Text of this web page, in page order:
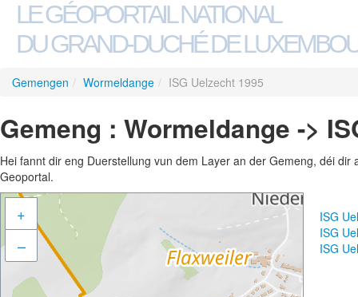
LE GÉOPORTAIL NATIONAL
DU GRAND-DUCHÉ DE
Gemengen / Wormeldange / ISG Uelzecht 1995
Gemeng : Wormeldange ->
Hei fannt dir eng Duerstellung vun dem Layer an der Gemeng, déi
Geoportal.
+
–
ISG
ISG
ISG